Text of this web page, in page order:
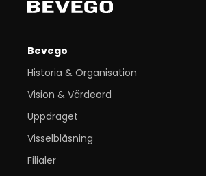
Bevego
Historia & Organisation
Vision & Värdeord
Uppdraget
Visselblåsning
Filialer